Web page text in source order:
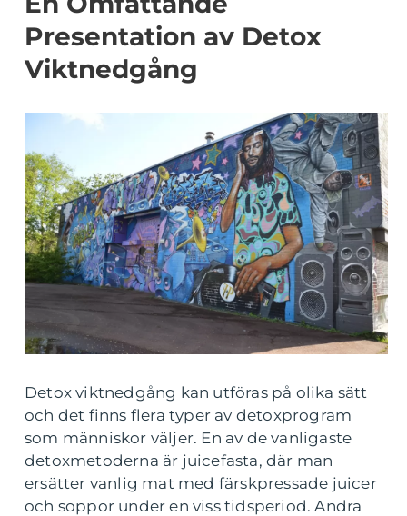
Presentation av Detox
Viktnedgång
Detox viktnedgång kan utföras på olika sätt
och det finns flera typer av detoxprogram
som människor väljer. En av de vanligaste
detoxmetoderna är juicefasta, där man
ersätter vanlig mat med färskpressade juicer
och soppor under en viss tidsperiod. Andra